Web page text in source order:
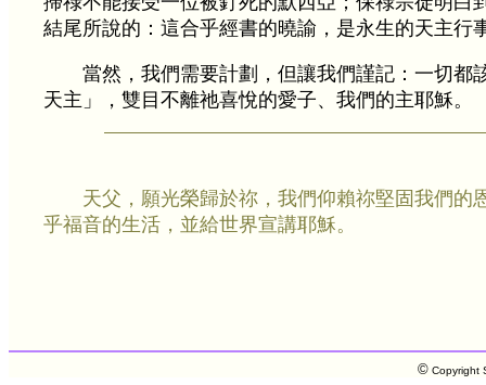
結尾所說的：這合乎經書的曉諭，是永生的天主行
當然，我們需要計劃，但讓我們謹記：一切都
天主」，雙目不離祂喜悅的愛子、我們的主耶穌。
天父，願光榮歸於祢，我們仰賴祢堅固我們的
乎福音的生活，並給世界宣講耶穌。
©Copyright